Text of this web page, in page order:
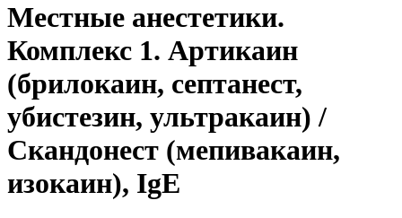
Местные анестетики.
Комплекс 1. Артикаин
(брилокаин, септанест,
убистезин, ультракаин) /
Скандонест (мепивакаин,
изокаин), IgE